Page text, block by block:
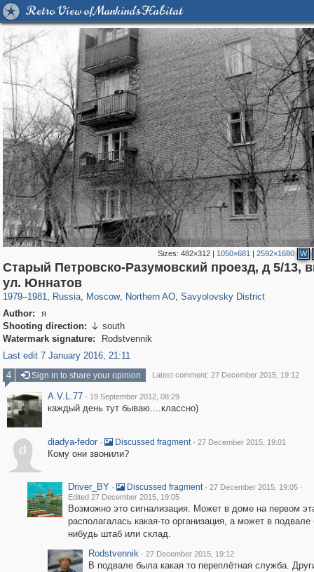
Retro View of Mankind's Habitat
Sizes: 482×312 | 1050×681 | 2592×1680 W
Старый Петровско-Разумовский проезд, д 5/13,
ул. Юннатов
1979–1981, Russia
1,405,779
, Moscow
319,716
, Northern AO, Savyolovsky District
Author:
я
Shooting direction:  south
Watermark signature:
Rodstvennik
Last edit 7 January 2016, 21:11
4
Sign in to share your opinion Latest comment: 27 December 2015, 19:12
A.V.L.77 · 19 September 2012, 08:29
каждый день тут бываю....классно)
d
diadya-fedor · Discussed fragment · 27 December 2015, 19:01
Кому они звонили?
Driver_BY · Discussed fragment · 27 December 2015, 19:05 ·
Edited 27 December 2015, 19:05
Возможно это сигнализация. Может в доме на первом
располагалась какая-то организация, а может в подвале
нибудь штаб или склад.
Rodstvennik · 27 December 2015, 19:12
В подвале была какая то переплётная служба.